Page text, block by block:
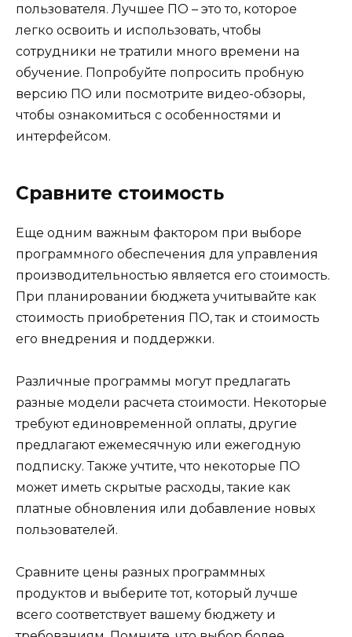
пользователя. Лучшее ПО – это то, которое
легко освоить и использовать, чтобы
сотрудники не тратили много времени на
обучение. Попробуйте попросить пробную
версию ПО или посмотрите видео-обзоры,
чтобы ознакомиться с особенностями и
интерфейсом.
Сравните стоимость
Еще одним важным фактором при выборе
программного обеспечения для управления
производительностью является его стоимость.
При планировании бюджета учитывайте как
стоимость приобретения ПО, так и стоимость
его внедрения и поддержки.
Различные программы могут предлагать
разные модели расчета стоимости. Некоторые
требуют единовременной оплаты, другие
предлагают ежемесячную или ежегодную
подписку. Также учтите, что некоторые ПО
может иметь скрытые расходы, такие как
платные обновления или добавление новых
пользователей.
Сравните цены разных программных
продуктов и выберите тот, который лучше
всего соответствует вашему бюджету и